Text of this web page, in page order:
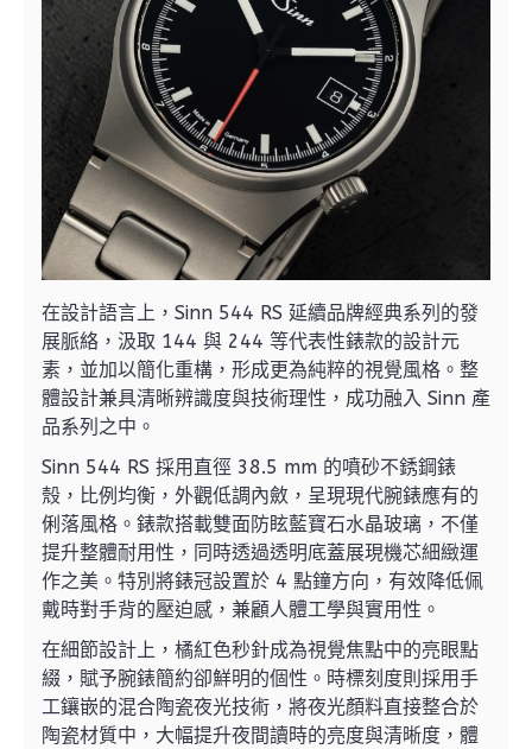
在設計語言上，Sinn 544 RS 延續品牌經典系列的發
展脈絡，汲取 144 與 244 等代表性錶款的設計元
素，並加以簡化重構，形成更為純粹的視覺風格。整
體設計兼具清晰辨識度與技術理性，成功融入 Sinn 產
品系列之中。
Sinn 544 RS 採用直徑 38.5 mm 的噴砂不銹鋼錶
殼，比例均衡，外觀低調內斂，呈現現代腕錶應有的
俐落風格。錶款搭載雙面防眩藍寶石水晶玻璃，不僅
提升整體耐用性，同時透過透明底蓋展現機芯細緻運
作之美。特別將錶冠設置於 4 點鐘方向，有效降低佩
戴時對手背的壓迫感，兼顧人體工學與實用性。
在細節設計上，橘紅色秒針成為視覺焦點中的亮眼點
綴，賦予腕錶簡約卻鮮明的個性。時標刻度則採用手
工鑲嵌的混合陶瓷夜光技術，將夜光顏料直接整合於
陶瓷材質中，大幅提升夜間讀時的亮度與清晰度，體